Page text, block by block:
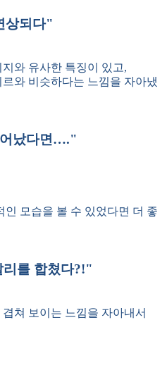
상되다"
와 유사한 특징이 있고,
와 비슷하다는 느낌을 자아냈
났다면…."
인 모습을 볼 수 있었다면 더 좋
를 합쳤다?!"
쳐 보이는 느낌을 자아내서